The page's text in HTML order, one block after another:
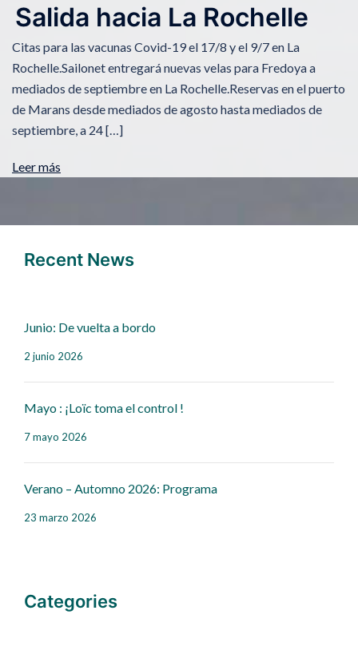
Salida hacia La Rochelle
Citas para las vacunas Covid-19 el 17/8 y el 9/7 en La
Rochelle.Sailonet entregará nuevas velas para Fredoya a
mediados de septiembre en La Rochelle.Reservas en el puerto
de Marans desde mediados de agosto hasta mediados de
septiembre, a 24 […]
Leer más
Recent News
Junio: De vuelta a bordo
2 junio 2026
Mayo : ¡Loïc toma el control !
7 mayo 2026
Verano – Automno 2026: Programa
23 marzo 2026
Categories